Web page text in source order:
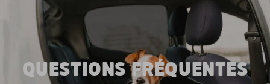
QUESTIONS FRÉQUENTES